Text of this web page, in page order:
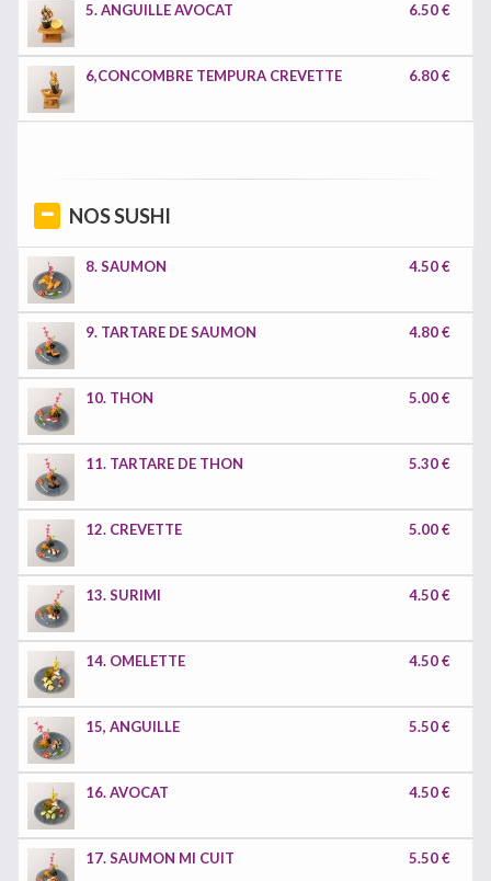
5. ANGUILLE AVOCAT 6.50 €
6,CONCOMBRE TEMPURA CREVETTE 6.80 €
NOS SUSHI
8. SAUMON 4.50 €
9. TARTARE DE SAUMON 4.80 €
10. THON 5.00 €
11. TARTARE DE THON 5.30 €
12. CREVETTE 5.00 €
13. SURIMI 4.50 €
14. OMELETTE 4.50 €
15, ANGUILLE 5.50 €
16. AVOCAT 4.50 €
17. SAUMON MI CUIT 5.50 €